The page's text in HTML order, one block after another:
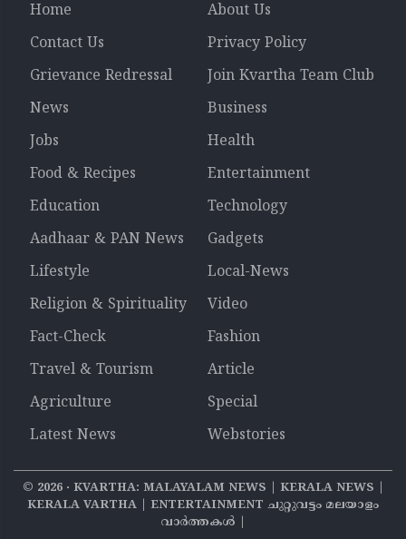
Home
About Us
Contact Us
Privacy Policy
Grievance Redressal
Join Kvartha Team Club
News
Business
Jobs
Health
Food & Recipes
Entertainment
Education
Technology
Aadhaar & PAN News
Gadgets
Lifestyle
Local-News
Religion & Spirituality
Video
Fact-Check
Fashion
Travel & Tourism
Article
Agriculture
Special
Latest News
Webstories
© 2026‧ KVARTHA: MALAYALAM NEWS | KERALA NEWS |
KERALA VARTHA | ENTERTAINMENT ചുറ്റുവട്ടം മലയാളം
വാര്‍ത്തകൾ |